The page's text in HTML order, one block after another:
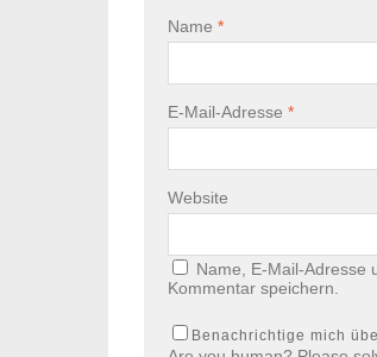
Name *
E-Mail-Adresse *
Website
Name, E-Mail-Adresse
Kommentar speichern.
Benachrichtige mich